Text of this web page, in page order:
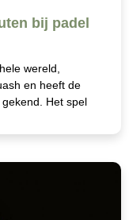
bij padel
wereld,
en heeft de
Het spel